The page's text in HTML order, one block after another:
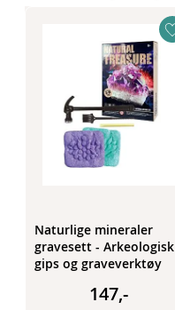
Naturlige mineraler
gravesett - Arkeologisk
gips og graveverktøy
147,-